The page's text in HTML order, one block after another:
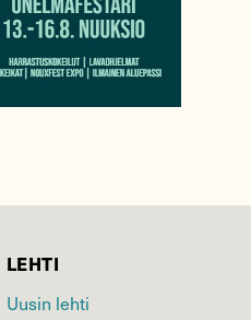
LEHTI
Uusin lehti